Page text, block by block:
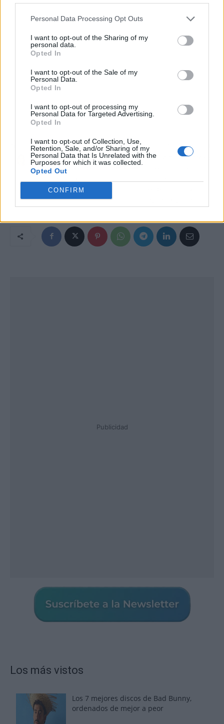
Personal Data Processing Opt Outs
I want to opt-out of the Sharing of my
personal data.
Opted In
I want to opt-out of the Sale of my
Personal Data.
Opted In
I want to opt-out of processing my
Personal Data for Targeted Advertising.
Opted In
I want to opt-out of Collection, Use,
Retention, Sale, and/or Sharing of my
Personal Data that Is Unrelated with the
Purposes for which it was collected.
Opted Out
CONFIRM
Artículo anterior
Entrevista a Vanessa
Vico, CEO y Realtor de
Artículo siguiente
ZonaShirt, una empresa
Publicidad
Los más vistos
Los 7 mejores discos de Bad Bunny,
ordenados de mejor a peor